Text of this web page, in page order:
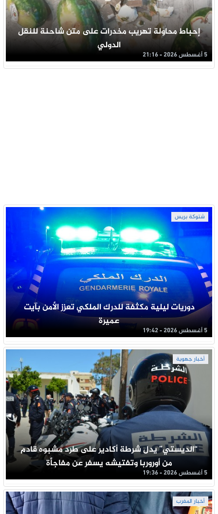
إحباط محاولة تهريب مخدرات على متن شاحنة للنقل
الدولي
5 أغسطس 2026 - 21:16
شتوكة بريس
دوريات ليلية مكثفة للدرك الملكي تعزز الأمن بآيت
عميرة
5 أغسطس 2026 - 19:42
أخبار جهوية
“الديستي” يدل شرطة أكادير على طرد مشبوه قادم
من أوروربا وتفتيشه يسفر عن مفاجأة
5 أغسطس 2026 - 19:36
أخبار المغرب